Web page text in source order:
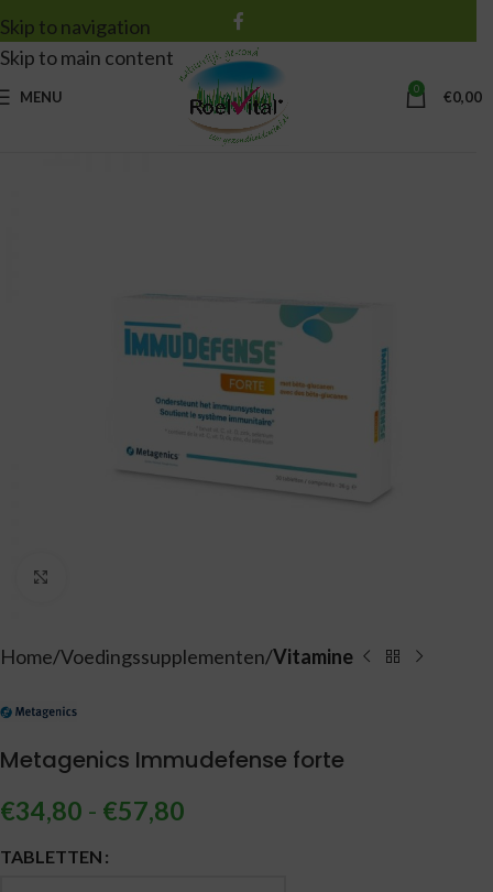
Skip to navigation
Skip to main content
MENU 0 €0,00
Home Voedingssupplementen Vitamine
Metagenics Immudefense forte
€34,80 - €57,80
TABLETTEN
Alternative: